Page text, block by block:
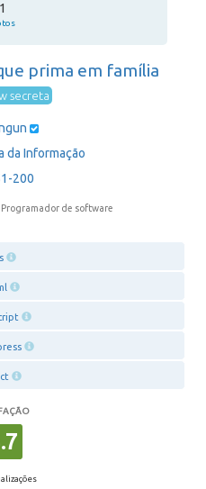
1
prima em família
secreta
da Informação
· 200
Programador de software